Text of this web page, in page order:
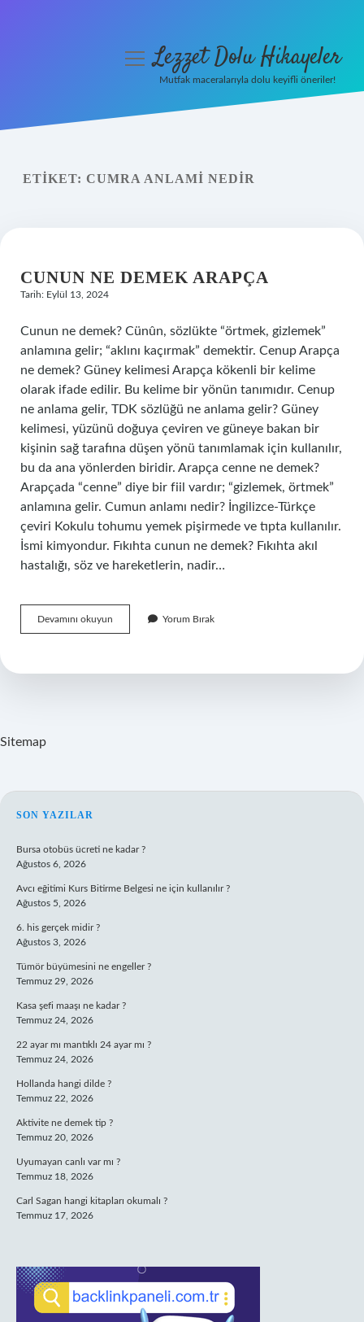
Yasal Uyarı
menüyüLezzet Dolu Hikayeler
Mutfak maceralarıyla dolu keyifli öneriler!
ETIKET: CUMRA ANLAMI NEDIR
CUNUN NE DEMEK ARAPÇA
Tarih: Eylül 13, 2024
Cunun ne demek? Cünûn, sözlükte “örtmek, gizlemek”
anlamına gelir; “aklını kaçırmak” demektir. Cenup Arapça
ne demek? Güney kelimesi Arapça kökenli bir kelime
olarak ifade edilir. Bu kelime bir yönün tanımıdır. Cenup
ne anlama gelir, TDK sözlüğü ne anlama gelir? Güney
kelimesi, yüzünü doğuya çeviren ve güneye bakan bir
kişinin sağ tarafına düşen yönü tanımlamak için kullanılır,
bu da ana yönlerden biridir. Arapça cenne ne demek?
Arapçada “cenne” diye bir fiil vardır; “gizlemek, örtmek”
anlamına gelir. Cumun anlamı nedir? İngilizce-Türkçe
çeviri Kokulu tohumu yemek pişirmede ve tıpta kullanılır.
İsmi kimyondur. Fıkıhta cunun ne demek? Fıkıhta akıl
hastalığı, söz ve hareketlerin, nadir…
Devamını okuyun
Ne
Yorum Bırak
Sitemap
SIDEBAR
SON YAZILAR
Bursa otobüs ücreti ne kadar ?
Ağustos 6, 2026
Avcı eğitimi Kurs Bitirme Belgesi ne için kullanılır ?
Ağustos 5, 2026
6. his gerçek midir ?
Ağustos 3, 2026
Tümör büyümesini ne engeller ?
Temmuz 29, 2026
Kasa şefi maaşı ne kadar ?
Temmuz 24, 2026
22 ayar mı mantıklı 24 ayar mı ?
Temmuz 24, 2026
Hollanda hangi dilde ?
Temmuz 22, 2026
Aktivite ne demek tip ?
Temmuz 20, 2026
Uyumayan canlı var mı ?
Temmuz 18, 2026
Carl Sagan hangi kitapları okumalı ?
Temmuz 17, 2026